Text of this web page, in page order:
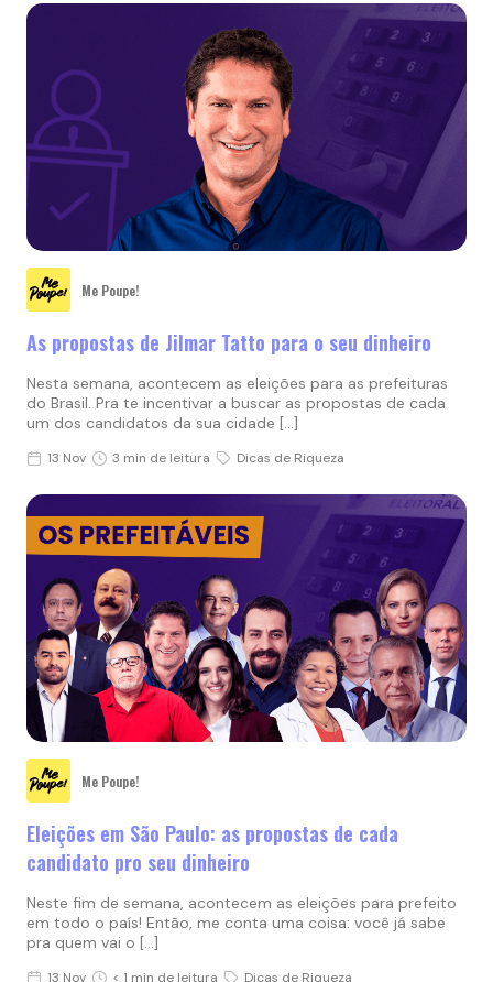
Me Poupe!
As propostas de Jilmar Tatto para o seu dinheiro
Nesta semana, acontecem as eleições para as prefeituras
do Brasil. Pra te incentivar a buscar as propostas de cada
um dos candidatos da sua cidade […]
13 Nov 3 min de leitura Dicas de Riqueza
Me Poupe!
Eleições em São Paulo: as propostas de cada
candidato pro seu dinheiro
Neste fim de semana, acontecem as eleições para prefeito
em todo o país! Então, me conta uma coisa: você já sabe
pra quem vai o […]
13 Nov < 1 min de leitura Dicas de Riqueza